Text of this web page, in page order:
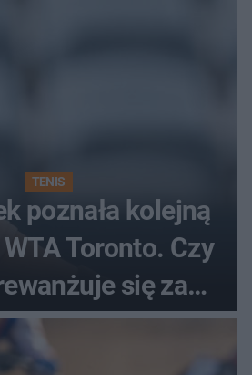
TENIS
poznała kolejną
Toronto. Czy
się za
porażkę?